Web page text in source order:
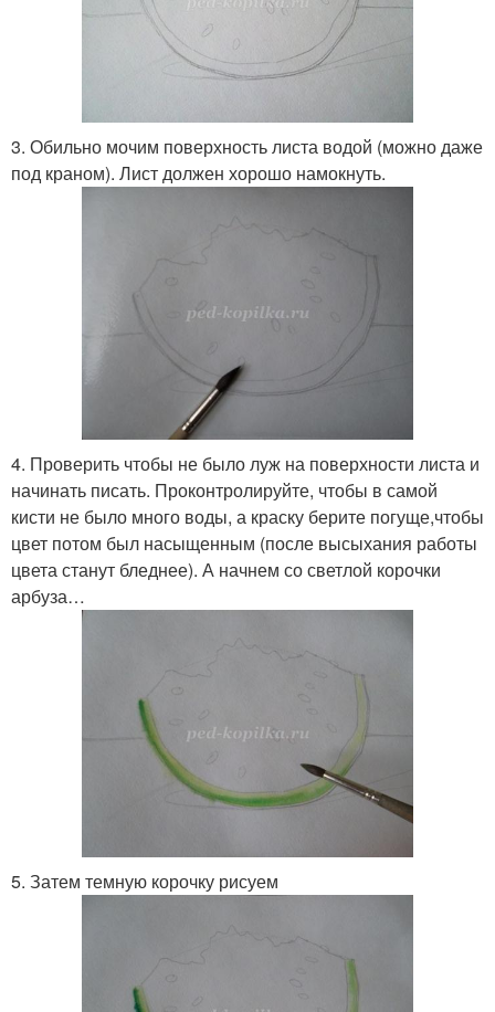
3. Обильно мочим поверхность листа водой (можно даже
под краном). Лист должен хорошо намокнуть.
4. Проверить чтобы не было луж на поверхности листа и
начинать писать. Проконтролируйте, чтобы в самой
кисти не было много воды, а краску берите погуще,чтобы
цвет потом был насыщенным (после высыхания работы
цвета станут бледнее). А начнем со светлой корочки
арбуза…
5. Затем темную корочку рисуем